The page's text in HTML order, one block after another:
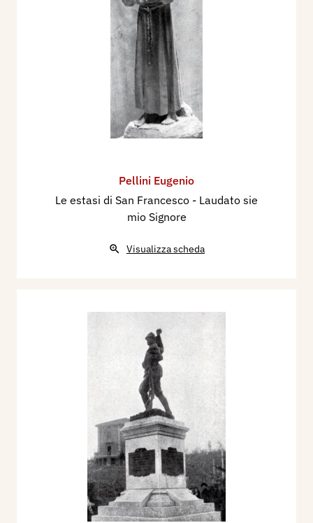
Pellini Eugenio
Le estasi di San Francesco - Laudato sie
mio Signore
Visualizza scheda